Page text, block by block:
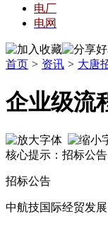
电厂
电网
首页 > 资讯 > 大唐
企业级流
核心提示：招标公
招标公告
中航技国际经贸发